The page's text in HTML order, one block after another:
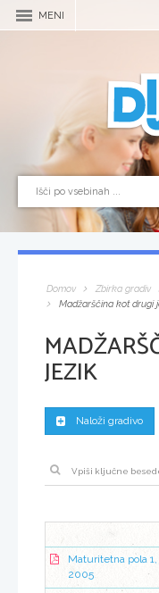
MENI
Domov Zbirka gradiv
Madžarščina kot drugi
JEZIK
Naloži gradivo
Maturitetna pola
2005